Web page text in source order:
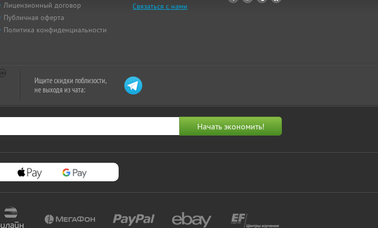
Лицензионный договор
Публичная оферта
Политика конфиденциальности
Связаться с нами
Ищите скидки поблизости,
не выходя из чата: